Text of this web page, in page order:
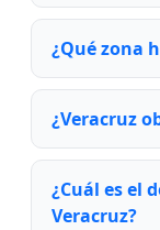
¿Qué zona
¿Veracruz
¿Cuál es el
Veracruz?